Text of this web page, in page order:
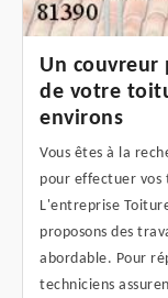
Un couvreur
de votre
environs
Vous êtes à la
pour effectuer
L'entreprise
proposons des
abordable. Pour
techniciens